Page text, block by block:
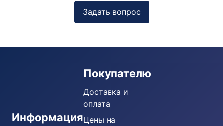
Задать вопрос
Информация
Покупателю
Доставка и
оплата
Цены на